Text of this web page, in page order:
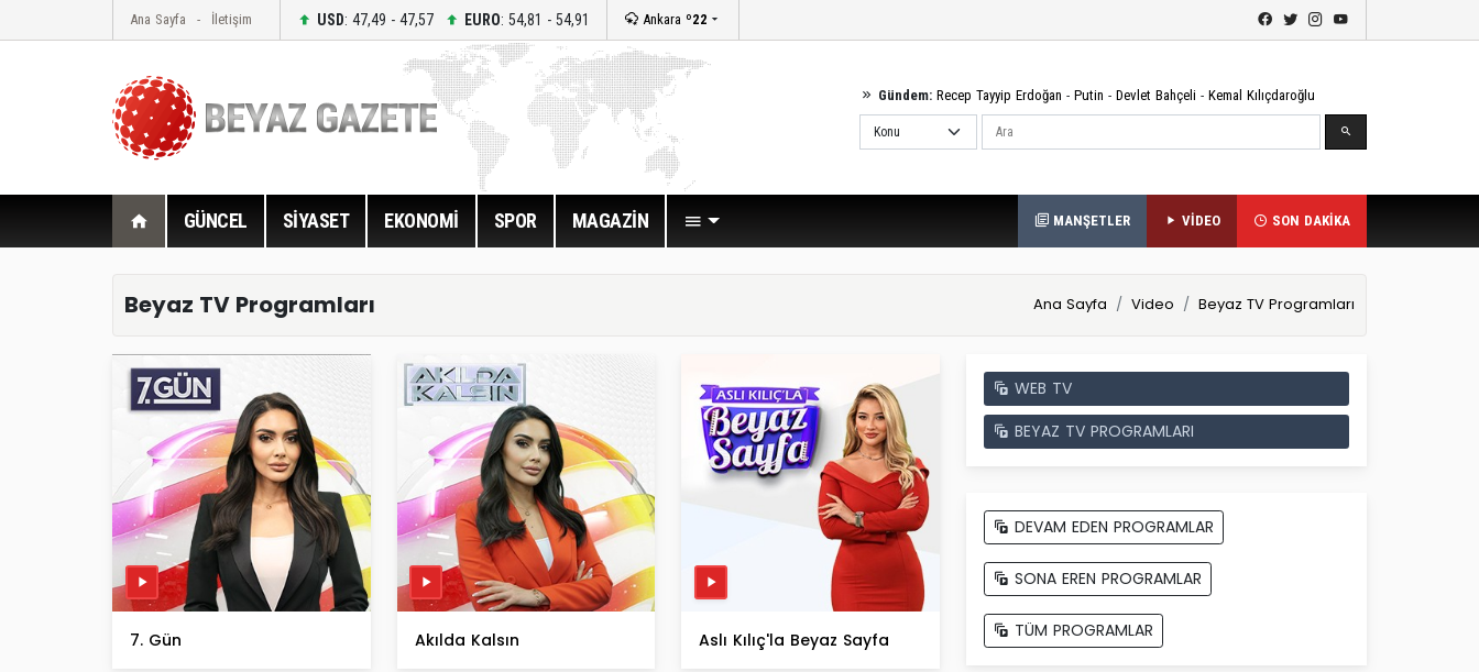
Ana Sayfa İletişim USD: 47,49 - 47,57 EURO: 54,81 - 54,91 Ankara º22
Gündem: Recep Tayyip Erdoğan - Putin - Devlet Bahçeli - Kemal Kılıçdaroğlu
Ara
GÜNCEL SİYASET EKONOMİ SPOR MAGAZİN MANŞETLER VİDEO SON DAKİKA
Beyaz TV Programları Ana Sayfa Video Beyaz TV Programları
7. Gün Akılda Kalsın Aslı Kılıç'la Beyaz Sayfa
WEB TV
BEYAZ TV PROGRAMLARI
DEVAM EDEN PROGRAMLAR
SONA EREN PROGRAMLAR
TÜM PROGRAMLAR